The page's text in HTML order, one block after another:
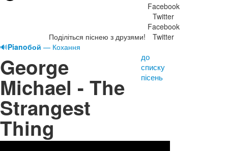
Поділіться піснею з друзями!
Facebook
Twitter
Facebook
Twitter
🔊Pianoбой — Кохання
George
Michael - The
Strangest
Thing
до
списку
пісень